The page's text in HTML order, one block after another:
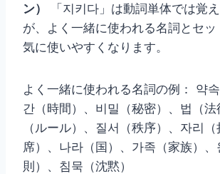
ン）
「지키다」は動詞単体では覚
が、よく一緒に使われる名詞とセ
気に使いやすくなります。
よく一緒に使われる名詞の例： 약
간（時間）、비밀（秘密）、법（法
（ルール）、질서（秩序）、자리（
席）、나라（国）、가족（家族）
則）、침묵（沈黙）